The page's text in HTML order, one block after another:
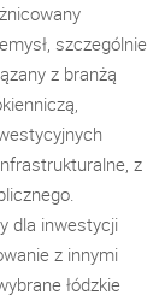
szczególnie
z branżą
z
dla inwestycji
z innymi
łódzkie